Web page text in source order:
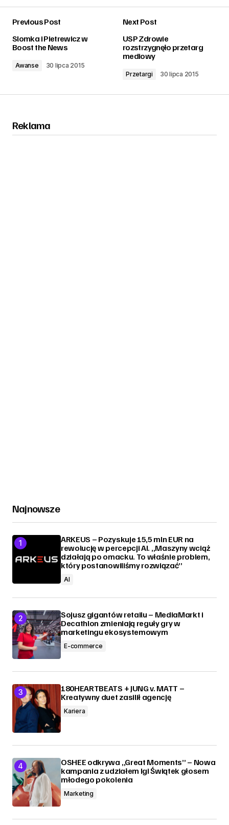
Previous Post
Slomka i Pietrewicz w
Boost the News
Awanse 30 lipca 2015
Next Post
USP Zdrowie
rozstrzygnęło przetarg
mediowy
Przetargi 30 lipca 2015
Reklama
Najnowsze
ARKEUS – Pozyskuje 15,5 mln EUR na
rewolucję w percepcji AI. „Maszyny wciąż
działają po omacku. To właśnie problem,
który postanowiliśmy rozwiązać”
AI
Sojusz gigantów retailu – MediaMarkt i
Decathlon zmieniają reguły gry w
marketingu ekosystemowym
E-commerce
180HEARTBEATS + JUNG v. MATT –
Kreatywny duet zasilił agencję
Kariera
OSHEE odkrywa „Great Moments” – Nowa
kampania z udziałem Igi Świątek głosem
młodego pokolenia
Marketing